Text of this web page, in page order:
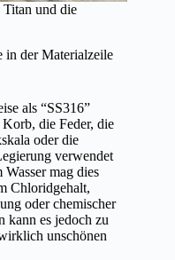
und die
in der Materialzeile
als “SS316”
die Feder, die
oder die
verwendet
mag dies
Chloridgehalt,
oder chemischer
kann es jedoch zu
unschönen